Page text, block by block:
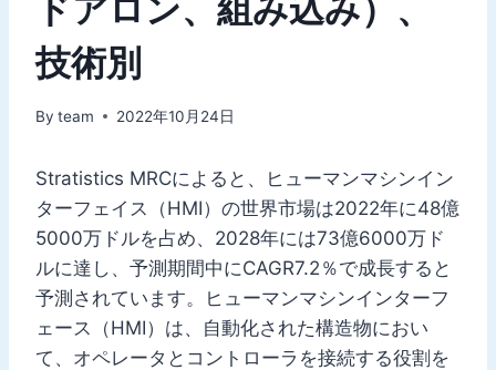
ドアロン、組み込み）、
技術別
By team 2022年10月24日
Stratistics MRCによると、ヒューマンマシンイン
ターフェイス（HMI）の世界市場は2022年に48億
5000万ドルを占め、2028年には73億6000万ド
ルに達し、予測期間中にCAGR7.2％で成長すると
予測されています。ヒューマンマシンインターフ
ェース（HMI）は、自動化された構造物におい
て、オペレータとコントローラを接続する役割を